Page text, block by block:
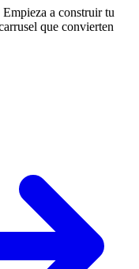
a construir tu
que convierten